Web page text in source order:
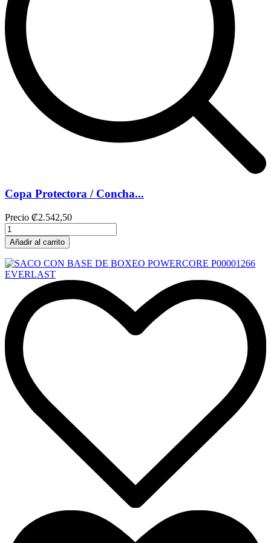
Copa Protectora / Concha...
Precio ₡2.542,50
Añadir al carrito